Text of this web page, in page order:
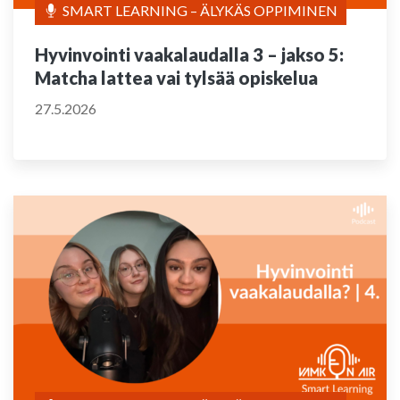
SMART LEARNING – ÄLYKÄS OPPIMINEN
Hyvinvointi vaakalaudalla 3 – jakso 5:
Matcha lattea vai tylsää opiskelua
27.5.2026